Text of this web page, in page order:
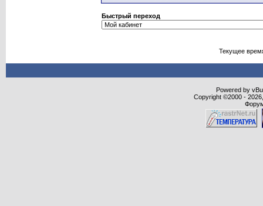
Быстрый переход
Текущее
Powered by
Copyright ©2000 -